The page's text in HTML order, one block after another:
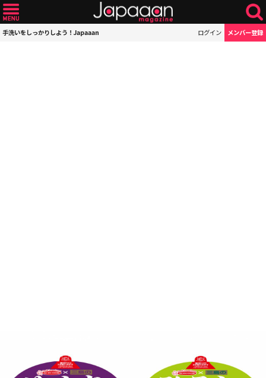
手洗いをしっかりしよう！Japaaan ログイン メンバー登録